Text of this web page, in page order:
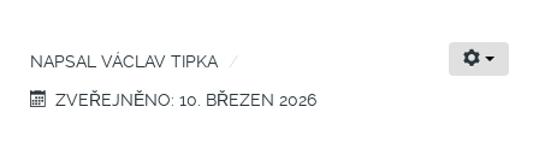
NAPSAL VÁCLAV TIPKA
ZVEŘEJNĚNO: 10. BŘEZEN 2026